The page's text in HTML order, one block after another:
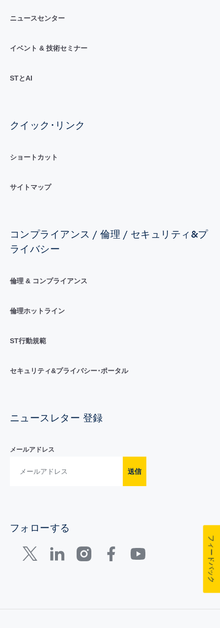
ニュースセンター
イベント & 技術セミナー
STとAI
クイック･リンク
ショートカット
サイトマップ
コンプライアンス / 倫理 / セキュリティ&プ
ライバシー
倫理 & コンプライアンス
倫理ホットライン
ST行動規範
セキュリティ&プライバシー･ポータル
ニュースレター 登録
メールアドレス
送信
フォローする
フィードバック